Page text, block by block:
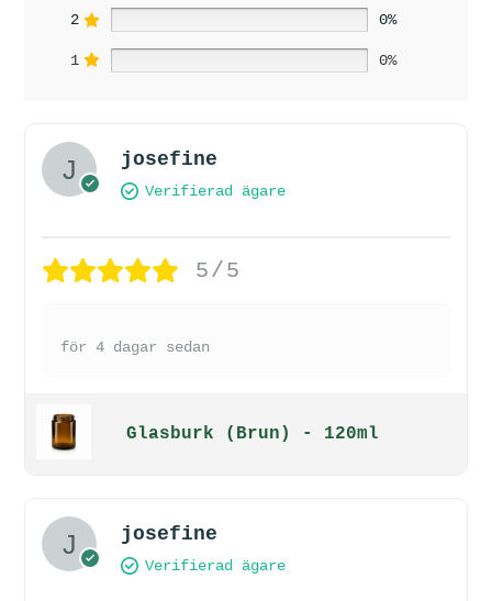
2 0%
1 0%
josefine
Verifierad ägare
5/5
för 4 dagar sedan
Glasburk (Brun) - 120ml
josefine
Verifierad ägare